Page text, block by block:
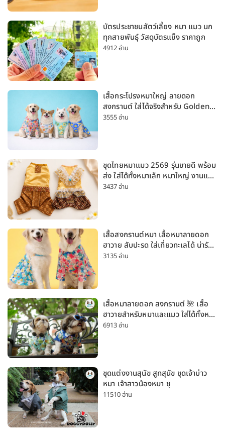
บัตรประชาชนสัตว์เลี้ยง หมา แมว นก
ทุกสายพันธุ์ วัสดุบัตรแข็ง ราคาถูก
4912 อ่าน
เสื้อกระโปรงหมาใหญ่ ลายดอก
สงกรานต์ ใส่ได้จริงสำหรับ Golden
Husky Labrador [อัปเดต 2026]
3555 อ่าน
ชุดไทยหมาแมว 2569 รุ่นขายดี พร้อม
ส่ง ใส่ได้ทั้งหมาเล็ก หมาใหญ่ งานแต่ง
สงกรานต์ ลอยกระทง
3437 อ่าน
เสื้อสงกรานต์หมา เสื้อหมาลายดอก
ฮาวาย สับปะรด ใส่เที่ยวทะเลได้ น่ารัก
ใส่ได้ทั้งหมาเล็กและหมาใหญ่
3135 อ่าน
เสื้อหมาลายดอก สงกรานต์ 🌺 เสื้อ
ฮาวายสำหรับหมาและแมว ใส่ได้ทั้งหมา
เล็กและหมาใหญ่ ใส่เที่ยวทะเลน่ารัก
6913 อ่าน
ชุดแต่งงานสุนัข สูทสุนัข ชุดเจ้าบ่าว
หมา เจ้าสาวน้องหมา ชุ
11510 อ่าน